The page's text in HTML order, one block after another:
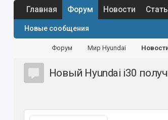
Главная Форум
Новые сообщения
Новости
Форум Мир Hyundai
Новый Hyundai i30